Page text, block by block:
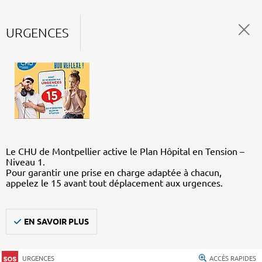
URGENCES
Le CHU de Montpellier active le Plan Hôpital en Tension –
Niveau 1.
Pour garantir une prise en charge adaptée à chacun,
appelez le 15 avant tout déplacement aux urgences.
EN SAVOIR PLUS
URGENCES ACCÈS RAPIDES